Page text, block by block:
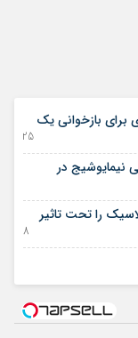
برای بازخوانی یک
25 سپتامبر 2025
نیمایوشیج در
را تحت تاثیر
18 دسامبر 2022